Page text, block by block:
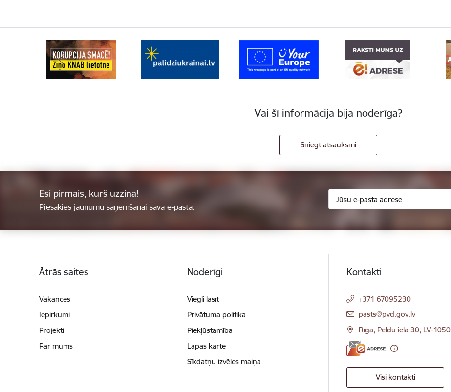
Vai šī informācija bija noderīga?
Sniegt atsauksmi
Esi pirmais, kurš uzzina!
Piesakies jaunumu saņemšanai savā e-pastā.
Ātrās saites
Vakances
Iepirkumi
Projekti
Par mums
Noderīgi
Viegli lasīt
Privātuma politika
Piekļūstamība
Lapas karte
Sīkdatņu izvēles maiņa
Kontakti
+371 67095230
E-pasts:
pasts@pvd.gov.lv
Rīga, Peldu iela 30, LV-1050
Visi kontakti